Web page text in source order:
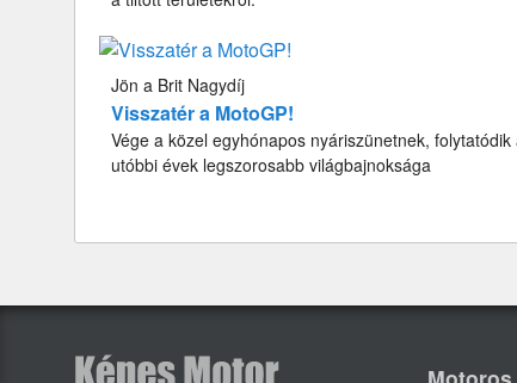
Jön a Brit Nagydíj
Visszatér a MotoGP!
Vége a közel egyhónapos nyáriszünetnek, folytatódik
utóbbi évek legszorosabb világbajnoksága